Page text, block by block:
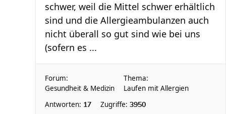
schwer, weil die Mittel schwer erhältlich
sind und die Allergieambulanzen auch
nicht überall so gut sind wie bei uns
(sofern es ...
Forum:
Gesundheit & Medizin
Thema:
Laufen mit Allergien
Antworten: 17 Zugriffe: 3950